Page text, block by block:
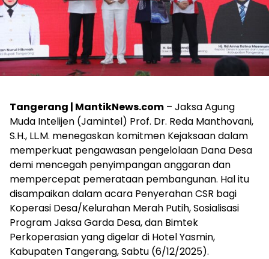
Tangerang | MantikNews.com – Jaksa Agung
Muda Intelijen (Jamintel) Prof. Dr. Reda Manthovani,
S.H., LL.M. menegaskan komitmen Kejaksaan dalam
memperkuat pengawasan pengelolaan Dana Desa
demi mencegah penyimpangan anggaran dan
mempercepat pemerataan pembangunan. Hal itu
disampaikan dalam acara Penyerahan CSR bagi
Koperasi Desa/Kelurahan Merah Putih, Sosialisasi
Program Jaksa Garda Desa, dan Bimtek
Perkoperasian yang digelar di Hotel Yasmin,
Kabupaten Tangerang, Sabtu (6/12/2025).